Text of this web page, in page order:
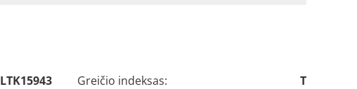
LTK15943
Greičio indeksas:
T